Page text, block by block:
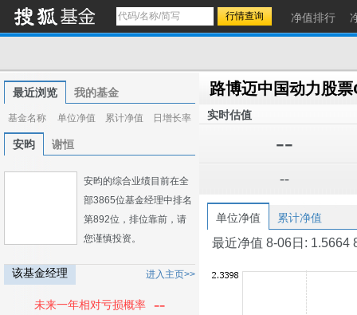
净值排行
最近浏览 我的基金
基金名称 单位净值 累计净值 日增长率
安昀 谢恒
安昀的综合业绩目前在全
部3865位基金经理中排名
第892位，排位靠前，请
您谨慎投资。
该基金经理 进入主页>>
未来一年相对亏损概率 --
路博迈中国动力股票
实时估值
--
--
单位净值 累计净值
最近净值 8-06日: 1.5664